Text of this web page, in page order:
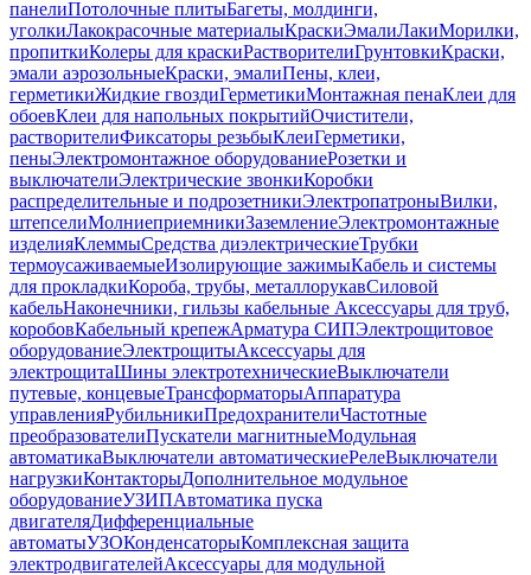
панелиПотолочные плитыБагеты, молдинги,
уголкиЛакокрасочные материалыКраскиЭмалиЛакиМорилки,
пропиткиКолеры для краскиРастворителиГрунтовкиКраски,
эмали аэрозольныеКраски, эмалиПены, клеи,
герметикиЖидкие гвоздиГерметикиМонтажная пенаКлеи для
обоевКлеи для напольных покрытийОчистители,
растворителиФиксаторы резьбыКлеиГерметики,
пеныЭлектромонтажное оборудованиеРозетки и
выключателиЭлектрические звонкиКоробки
распределительные и подрозетникиЭлектропатроныВилки,
штепселиМолниеприемникиЗаземлениеЭлектромонтажные
изделияКлеммыСредства диэлектрическиеТрубки
термоусаживаемыеИзолирующие зажимыКабель и системы
для прокладкиКороба, трубы, металлорукавСиловой
кабельНаконечники, гильзы кабельные Аксессуары для труб,
коробовКабельный крепежАрматура СИПЭлектрощитовое
оборудованиеЭлектрощитыАксессуары для
электрощитаШины электротехническиеВыключатели
путевые, концевыеТрансформаторыАппаратура
управленияРубильникиПредохранителиЧастотные
преобразователиПускатели магнитныеМодульная
автоматикаВыключатели автоматическиеРелеВыключатели
нагрузкиКонтакторыДополнительное модульное
оборудованиеУЗИПАвтоматика пуска
двигателяДифференциальные
автоматыУЗОКонденсаторыКомплексная защита
электродвигателейАксессуары для модульной